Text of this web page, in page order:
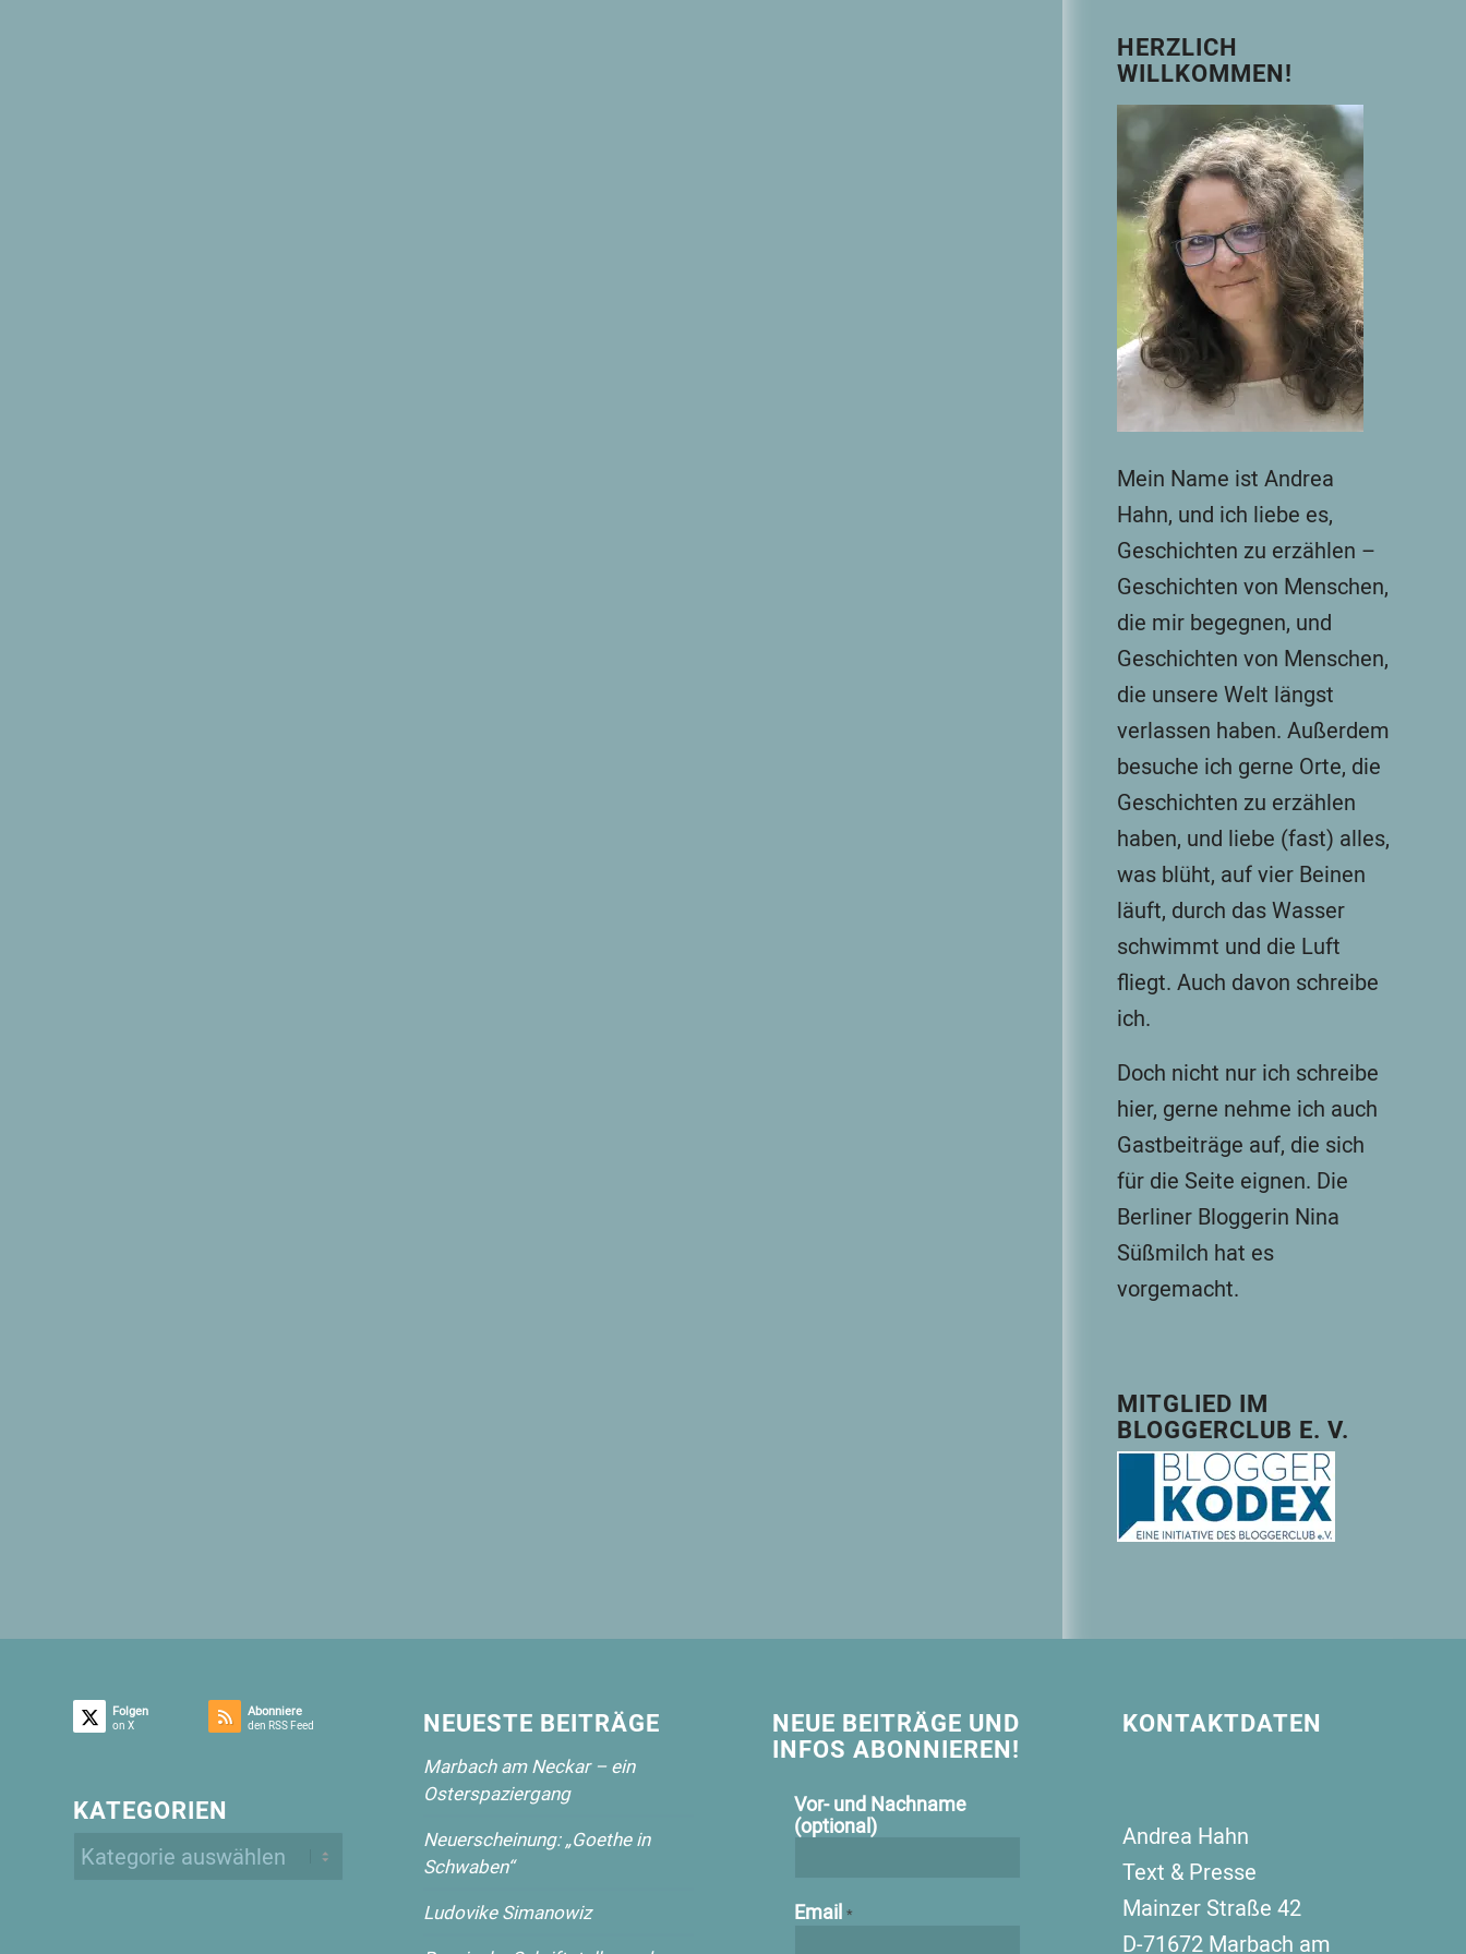
HERZLICH
WILLKOMMEN!
Mein Name ist Andrea
Hahn, und ich liebe es,
Geschichten zu erzählen –
Geschichten von Menschen,
die mir begegnen, und
Geschichten von Menschen,
die unsere Welt längst
verlassen haben. Außerdem
besuche ich gerne Orte, die
Geschichten zu erzählen
haben, und liebe (fast) alles,
was blüht, auf vier Beinen
läuft, durch das Wasser
schwimmt und die Luft
fliegt. Auch davon schreibe
ich.
Doch nicht nur ich schreibe
hier, gerne nehme ich auch
Gastbeiträge auf, die sich
für die Seite eignen. Die
Berliner Bloggerin Nina
Süßmilch hat es
vorgemacht.
MITGLIED IM
BLOGGERCLUB E. V.
Folgen
on X
Abonniere
den RSS Feed
KATEGORIEN
Kategorien
NEUESTE BEITRÄGE
Marbach am Neckar – ein
Osterspaziergang
Neuerscheinung: „Goethe in
Schwaben“
Ludovike Simanowiz
NEUE BEITRÄGE UND
INFOS ABONNIEREN!
Vor- und Nachname
(optional)
Email*
KONTAKTDATEN
Andrea Hahn
Text & Presse
Mainzer Straße 42
D-71672 Marbach am